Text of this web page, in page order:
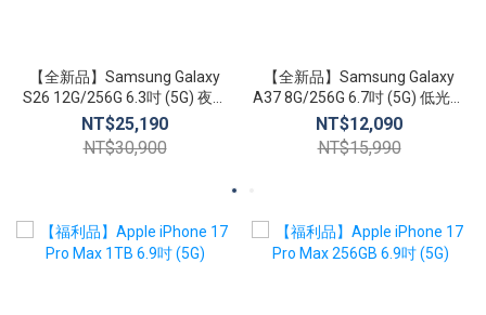
【全新品】Samsung Galaxy
S26 12G/256G 6.3吋 (5G) 夜幕
明亮攝影 水平鎖定
NT$25,190
NT$30,900
【全新品】Samsung Galaxy
A37 8G/256G 6.7吋 (5G) 低光攝
影 物件橡皮擦 快速分享
NT$12,090
NT$15,990